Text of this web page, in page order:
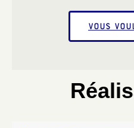
Vous